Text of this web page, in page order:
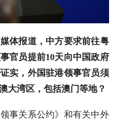
体报道，中方要求前往粤
官员提前10天向中国政府
实，外国驻港领事官员须
大湾区，包括澳门等地？
事关系公约》和有关中外